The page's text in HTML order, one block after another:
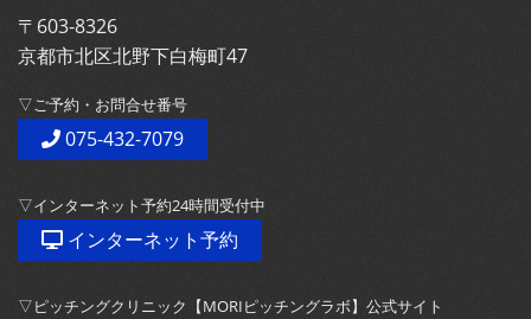
〒603-8326
京都市北区北野下白梅町47
▽ご予約・お問合せ番号
075-432-7079
▽インターネット予約24時間受付中
インターネット予約
▽ピッチングクリニック【MORIピッチングラボ】公式サイト